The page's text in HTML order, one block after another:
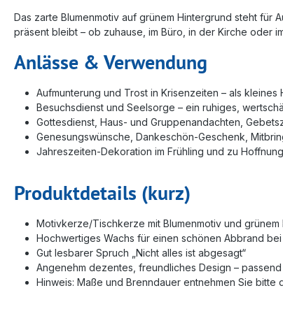
Das zarte Blumenmotiv auf grünem Hintergrund steht für
präsent bleibt – ob zuhause, im Büro, in der Kirche oder
Anlässe & Verwendung
Aufmunterung und Trost in Krisenzeiten – als
Besuchsdienst und Seelsorge – ein ruhiges,
Gottesdienst, Haus- und Gruppenandachten,
Genesungswünsche, Dankeschön-Geschenk,
Jahreszeiten-Dekoration im Frühling und zu
Produktdetails (kurz)
Motivkerze/Tischkerze mit Blumenmotiv und grünem
Hochwertiges Wachs für einen schönen Abbrand
Gut lesbarer Spruch „Nicht alles ist abgesagt“
Angenehm dezentes, freundliches Design –
Hinweis: Maße und Brenndauer entnehmen Sie